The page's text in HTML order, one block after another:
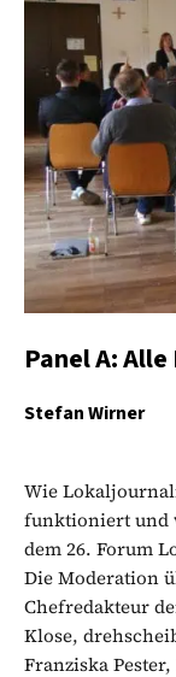
Panel A:
Stefan Wirner
Wie
funktioniert und
dem 26. Forum
Die Moderation
Chefredakteur
Klose,
Franziska